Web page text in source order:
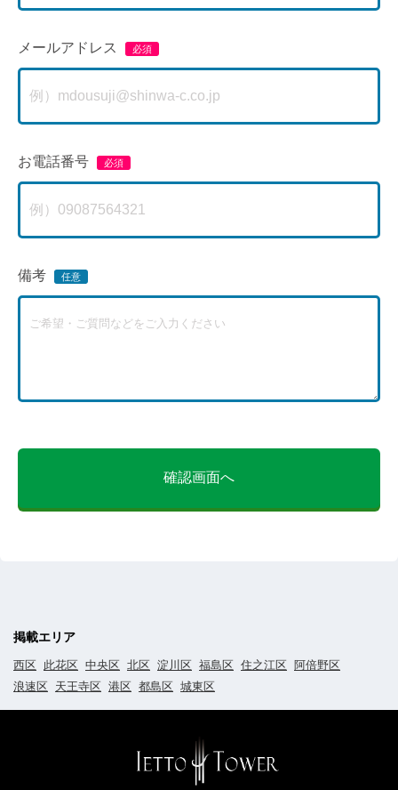
メールアドレス
お電話番号
備考
確認画面へ
掲載エリア
西区 此花区 中央区 北区 淀川区 福島区 住之江区
阿倍野区
浪速区
天王寺区 港区 都島区 城東区